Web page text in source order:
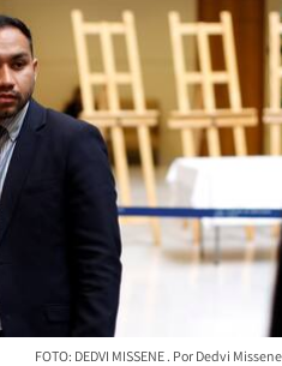
FOTO: DEDVI MISSENE Dedvi Missene